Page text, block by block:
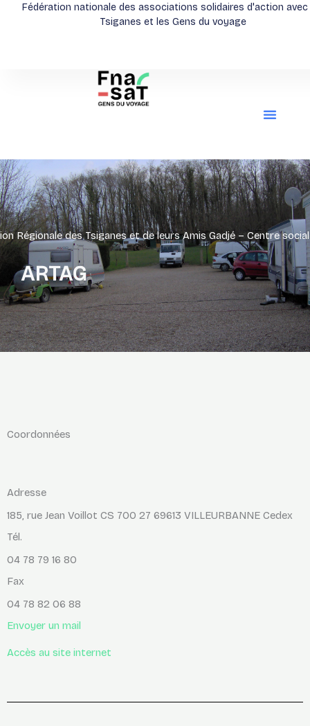
Fédération nationale des associations solidaires d'action avec
Tsiganes et les Gens du voyage
Régionale des Tsiganes et de leurs Amis Gadjé – Centre
ARTAG
Coordonnées
Adresse
185, rue Jean Voillot CS 700 27 69613 VILLEURBANNE Cedex
Tél.
04 78 79 16 80
Fax
04 78 82 06 88
Envoyer un mail
Accès au site internet